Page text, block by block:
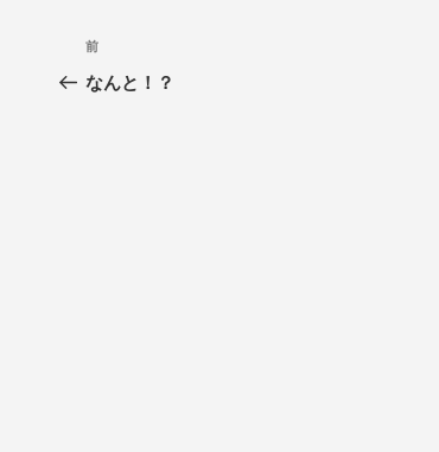
前
なんと！？